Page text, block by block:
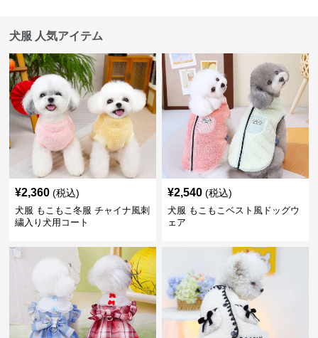
犬服 人気アイテム
¥2,360 (税込)
犬服 もこもこ冬服 チャイナ風刺
繍入り犬用コート
¥2,540 (税込)
犬服 もこもこベスト風ドッグウ
ェア